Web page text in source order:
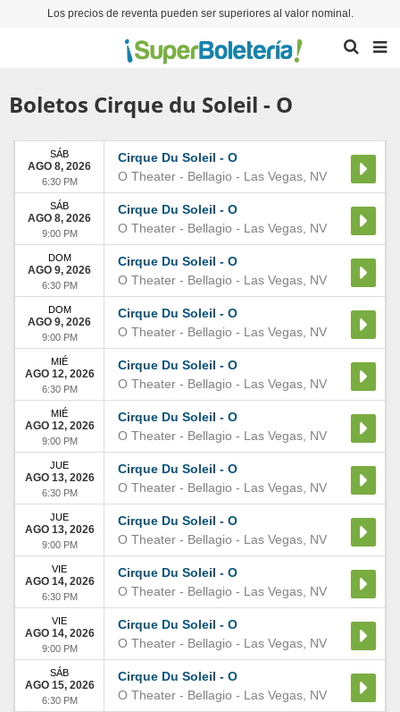
Los precios de reventa pueden ser superiores al valor nominal.
Boletos Cirque du Soleil - O
Cirque Du Soleil - O
O Theater - Bellagio - Las Vegas NV
SÁB
AGO 8, 2026
6:30 PM
Cirque Du Soleil - O
O Theater - Bellagio - Las Vegas NV
SÁB
AGO 8, 2026
9:00 PM
Cirque Du Soleil - O
O Theater - Bellagio - Las Vegas NV
DOM
AGO 9, 2026
6:30 PM
Cirque Du Soleil - O
O Theater - Bellagio - Las Vegas NV
DOM
AGO 9, 2026
9:00 PM
Cirque Du Soleil - O
O Theater - Bellagio - Las Vegas NV
MIÉ
AGO 12, 2026
6:30 PM
Cirque Du Soleil - O
O Theater - Bellagio - Las Vegas NV
MIÉ
AGO 12, 2026
9:00 PM
Cirque Du Soleil - O
O Theater - Bellagio - Las Vegas NV
JUE
AGO 13, 2026
6:30 PM
Cirque Du Soleil - O
O Theater - Bellagio - Las Vegas NV
JUE
AGO 13, 2026
9:00 PM
Cirque Du Soleil - O
O Theater - Bellagio - Las Vegas NV
VIE
AGO 14, 2026
6:30 PM
Cirque Du Soleil - O
O Theater - Bellagio - Las Vegas NV
VIE
AGO 14, 2026
9:00 PM
Cirque Du Soleil - O
O Theater - Bellagio - Las Vegas NV
SÁB
AGO 15, 2026
6:30 PM